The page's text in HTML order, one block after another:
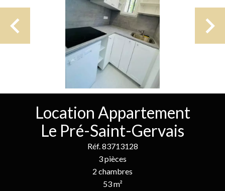
Location Appartement
Le Pré-Saint-Gervais
Réf. 83713128
3 pièces
2 chambres
53 m²